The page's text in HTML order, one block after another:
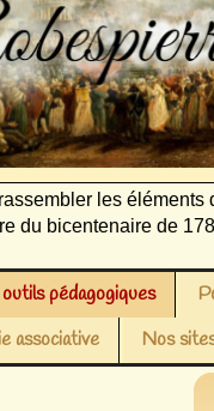
les
du bicentenaire de
pédagogiques
associative Nos